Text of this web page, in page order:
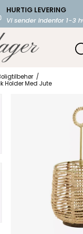
HURTIG LEVERING
Vi sender indenfor 1-3
FRI FRAGT OVER
Starter fra 39,-
/
Holder Med Jute